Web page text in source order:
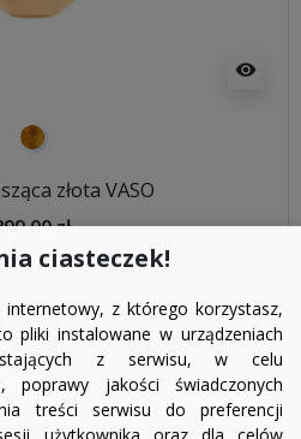
visibility
złoty
złota VASO
zł
ciasteczek!
z którego korzystasz,
pliki instalowane w urządzeniach
z serwisu, w celu
poprawy jakości świadczonych
treści serwisu do preferencji